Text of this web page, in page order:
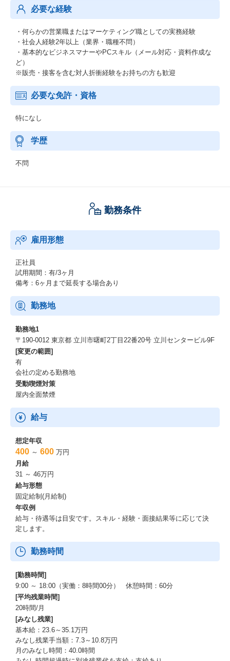
必要な経験
・何らかの営業職またはマーケティング職としての実務経験
・社会人経験2年以上（業界・職種不問）
・基本的なビジネスマナーやPCスキル（メール対応・資料作成な
ど）
※販売・接客を含む対人折衝経験をお持ちの方も歓迎
必要な免許・資格
特になし
学歴
不問
勤務条件
雇用形態
正社員
試用期間：有/3ヶ月
備考：6ヶ月まで延長する場合あり
勤務地
勤務地1
〒190-0012 東京都 立川市曙町2丁目22番20号 立川センタービル9F
[変更の範囲]
有
会社の定める勤務地
受動喫煙対策
屋内全面禁煙
給与
想定年収
400 ～ 600 万円
月給
31 ～ 46万円
給与形態
固定給制(月給制)
年収例
給与・待遇等は目安です。スキル・経験・面接結果等に応じて決
定します。
勤務時間
[勤務時間]
9:00 ～ 18:00（実働：8時間00分） 休憩時間：60分
[平均残業時間]
20時間/月
[みなし残業]
基本給：23.6～35.1万円
みなし残業手当額：7.3～10.8万円
月のみなし時間：40.0時間